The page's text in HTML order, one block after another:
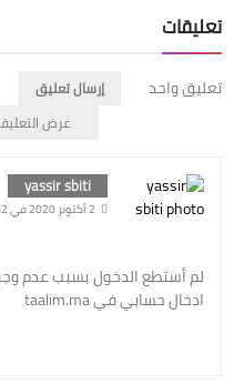
تعليقات
تعليق واحد
إرسال تعليق
عرض
yassir sbiti
2 أكتوبر 2020 في 11:02 ص
لم أستطع الدخول بسبب عدم
ادخال حسابي في taalim.ma